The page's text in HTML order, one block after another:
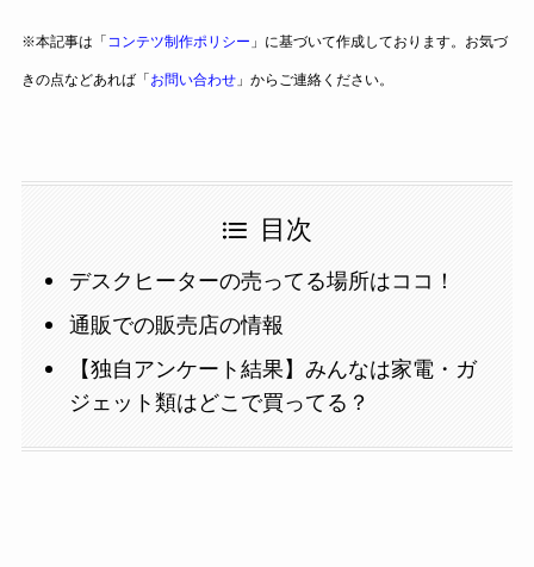
※本記事は「 コンテツ制作ポリシー 」に基づいて作成しております。お気づ
きの点などあれば「お問い合わせ」からご連絡ください。
目次
デスクヒーターの売ってる場所はココ！
通販での販売店の情報
【独自アンケート結果】みんなは家電・ガ
ジェット類はどこで買ってる？